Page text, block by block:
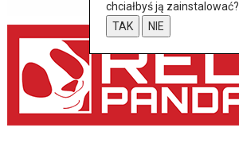
chciałbyś ją zainstalować?
TAK
NIE